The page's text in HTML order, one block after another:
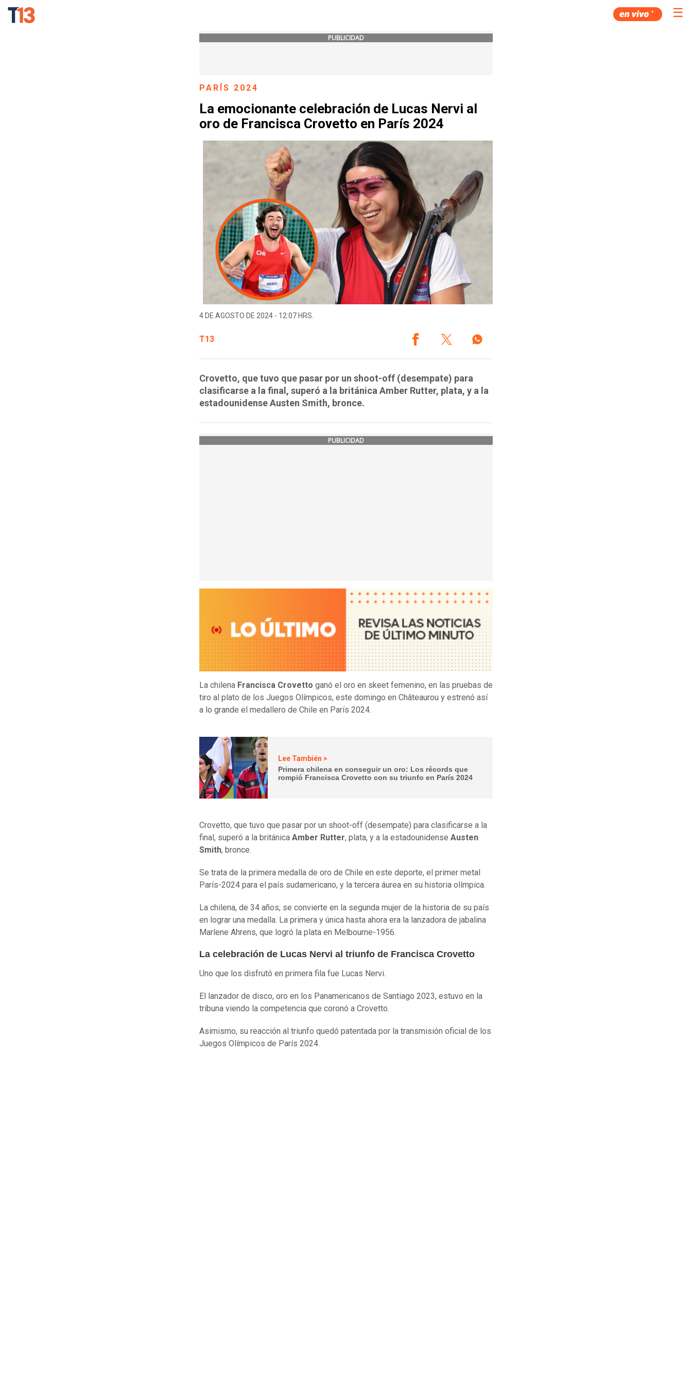
☰
PUBLICIDAD
PARÍS 2024
La emocionante celebración de Lucas Nervi al
oro de Francisca Crovetto en París 2024
4 DE AGOSTO DE 2024 - 12:07 HRS.
T13
Crovetto, que tuvo que pasar por un shoot-off (desempate) para
clasificarse a la final, superó a la británica Amber Rutter, plata, y a la
estadounidense Austen Smith, bronce.
PUBLICIDAD
La chilena Francisca Crovetto ganó el oro en skeet femenino, en las pruebas de
tiro al plato de los Juegos Olímpicos, este domingo en Châteaurou y estrenó así
a lo grande el medallero de Chile en París 2024.
Lee También >
Primera chilena en conseguir un oro: Los récords que
rompió Francisca Crovetto con su triunfo en París 2024
Crovetto, que tuvo que pasar por un shoot-off (desempate) para clasificarse a la
final, superó a la británica Amber Rutter, plata, y a la estadounidense Austen
Smith, bronce.
Se trata de la primera medalla de oro de Chile en este deporte, el primer metal
París-2024 para el país sudamericano, y la tercera áurea en su historia olímpica.
La chilena, de 34 años, se convierte en la segunda mujer de la historia de su país
en lograr una medalla. La primera y única hasta ahora era la lanzadora de jabalina
Marlene Ahrens, que logró la plata en Melbourne-1956.
La celebración de Lucas Nervi al triunfo de Francisca Crovetto
Uno que los disfrutó en primera fila fue Lucas Nervi.
El lanzador de disco, oro en los Panamericanos de Santiago 2023, estuvo en la
tribuna viendo la competencia que coronó a Crovetto.
Asimismo, su reacción al triunfo quedó patentada por la transmisión oficial de los
Juegos Olímpicos de París 2024.